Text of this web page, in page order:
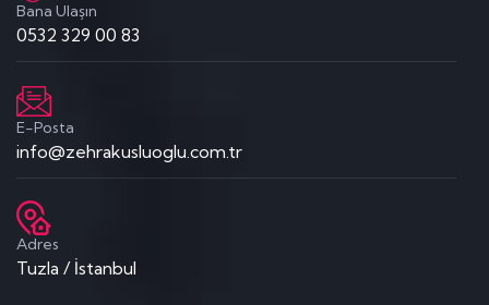
Bana Ulaşın
0532 329 00 83
E-Posta
info@zehrakusluoglu.com.tr
Adres
Tuzla / İstanbul